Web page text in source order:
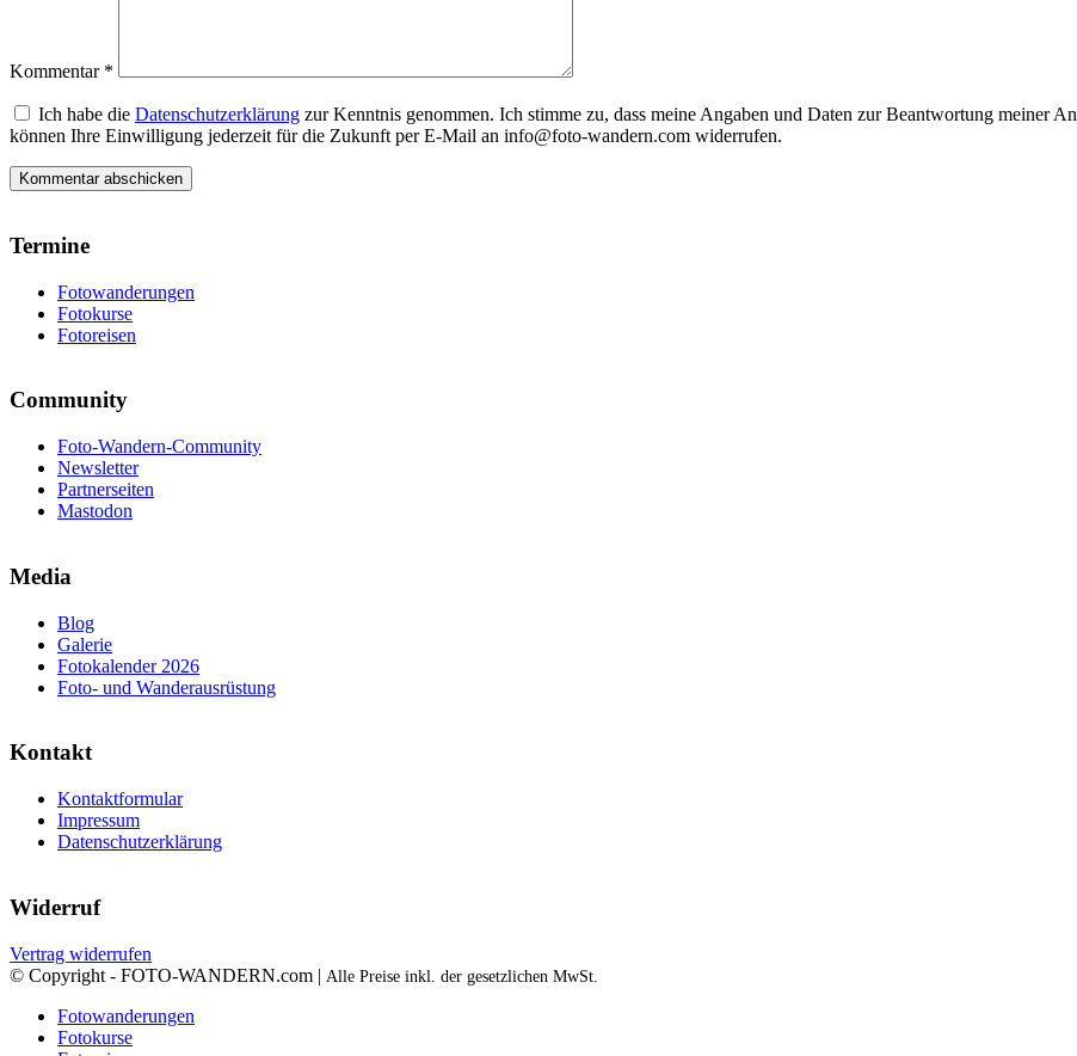
Kommentar *
Ich habe die Datenschutzerklärung zur Kenntnis genommen. Ich stimme zu, dass meine Angaben und Daten zur Beantwortung meiner
können Ihre Einwilligung jederzeit für die Zukunft per E-Mail an info@foto-wandern.com widerrufen.
Termine
Fotowanderungen
Fotokurse
Fotoreisen
Community
Foto-Wandern-Community
Newsletter
Partnerseiten
Mastodon
Media
Blog
Galerie
Fotokalender 2026
Foto- und Wanderausrüstung
Kontakt
Kontaktformular
Impressum
Datenschutzerklärung
Widerruf
Vertrag widerrufen
© Copyright - FOTO-WANDERN.com | Alle Preise inkl. der gesetzlichen MwSt.
Fotowanderungen
Fotokurse